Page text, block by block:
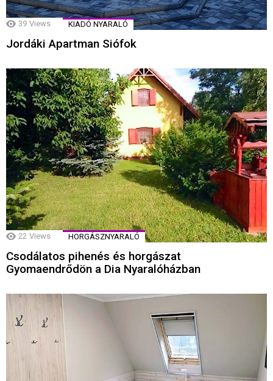
39 Views KIADÓ NYARALÓ
Jordáki Apartman Siófok
22 Views HORGÁSZNYARALÓ
Csodálatos pihenés és horgászat
Gyomaendrődön a Dia Nyaralóházban